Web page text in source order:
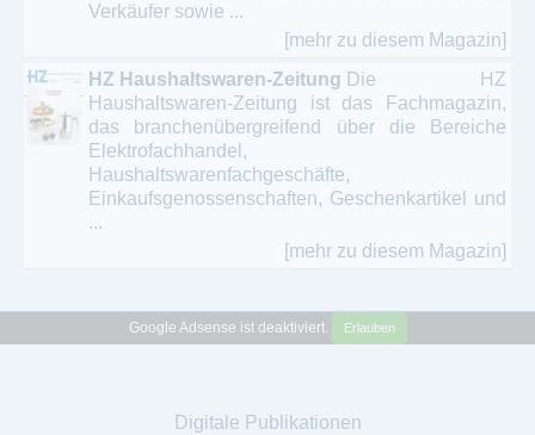
Verkäufer sowie ...
[mehr zu diesem Magazin]
HZ Haushaltswaren-Zeitung Die HZ
Haushaltswaren-Zeitung ist das Fachmagazin,
das branchenübergreifend über die Bereiche
Elektrofachhandel,
Haushaltswarenfachgeschäfte,
Einkaufsgenossenschaften, Geschenkartikel und
...
[mehr zu diesem Magazin]
Google Adsense ist deaktiviert. Erlauben
Digitale Publikationen